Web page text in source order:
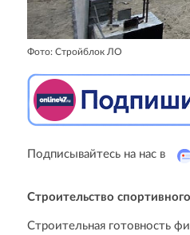
Фото: Стройблок ЛО
Подписывайтесь на нас в
Строительство
Строительная готовность